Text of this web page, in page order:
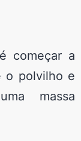
começar a
o polvilho e
massa